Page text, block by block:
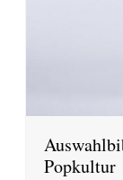
Popkultur